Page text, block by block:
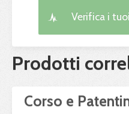
Verifica i
Prodotti
Corso e